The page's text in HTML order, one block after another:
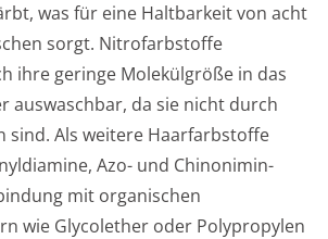
was für eine Haltbarkeit von acht
sorgt. Nitrofarbstoffe
ihre geringe Molekülgröße in das
auswaschbar, da sie nicht durch
sind. Als weitere Haarfarbstoffe
Azo- und Chinonimin-
mit organischen
wie Glycolether oder Polypropylen